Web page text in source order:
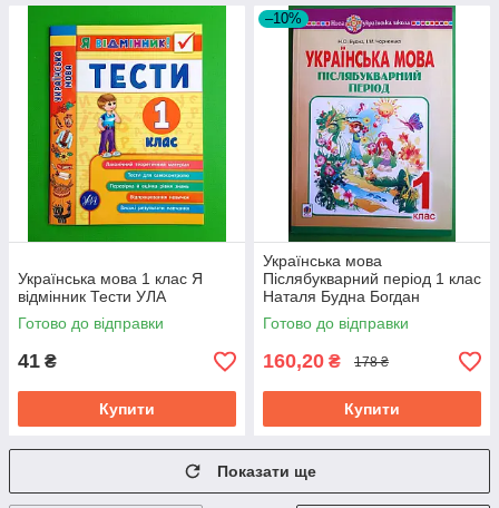
Українська мова 1 клас Я
відмінник Тести УЛА
Готово до відправки
41 ₴
Купити
–10%
Українська мова
Післябукварний період 1 клас
Наталя Будна Богдан
Готово до відправки
160,20 ₴ 178 ₴
Купити
Показати ще